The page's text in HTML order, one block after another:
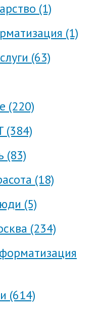
(1)
(1)
(63)
(220)
(384)
(83)
(18)
(5)
(234)
(614)